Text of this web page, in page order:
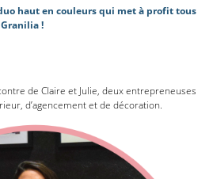
haut en couleurs qui met à profit tous
!
de Claire et Julie, deux entrepreneuses
d’agencement et de décoration.